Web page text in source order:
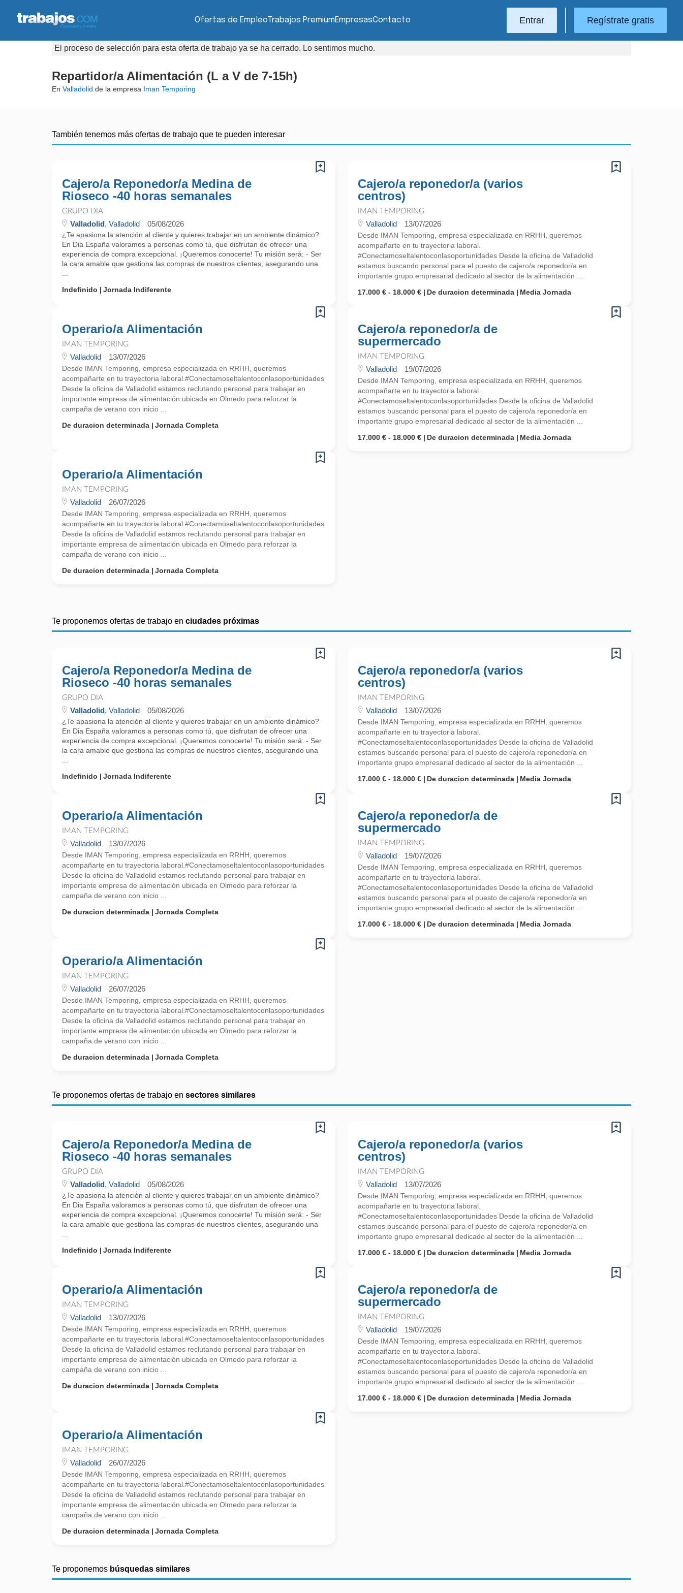
Ofertas de EmpleoTrabajos PremiumEmpresasContacto Entrar Regístrate gratis
El proceso de selección para esta oferta de trabajo ya se ha cerrado. Lo sentimos mucho.
Repartidor/a Alimentación (L a V de 7-15h)
En Valladolid de la empresa Iman Temporing
También tenemos más ofertas de trabajo que te pueden interesar
Cajero/a Reponedor/a Medina de
Rioseco -40 horas semanales
GRUPO DIA
Valladolid, Valladolid 05/08/2026
¿Te apasiona la atención al cliente y quieres trabajar en un ambiente dinámico?
En Dia España valoramos a personas como tú, que disfrutan de ofrecer una
experiencia de compra excepcional. ¡Queremos conocerte! Tu misión será: - Ser
la cara amable que gestiona las compras de nuestros clientes, asegurando una
Indefinido
Jornada Indiferente
Cajero/a reponedor/a (varios
centros)
IMAN TEMPORING
Valladolid 13/07/2026
Desde IMAN Temporing, empresa especializada en RRHH, queremos
acompañarte en tu trayectoria laboral.
#Conectamoseltalentoconlasoportunidades Desde la oficina de Valladolid
estamos buscando personal para el puesto de cajero/a reponedor/a en
importante grupo empresarial dedicado al sector de la alimentación ...
17.000 € - 18.000 €
De duracion determinada Media Jornada
Operario/a Alimentación
IMAN TEMPORING
Valladolid 13/07/2026
Desde IMAN Temporing, empresa especializada en RRHH, queremos
acompañarte en tu trayectoria laboral.#Conectamoseltalentoconlasoportunidades
Desde la oficina de Valladolid estamos reclutando personal para trabajar en
importante empresa de alimentación ubicada en Olmedo para reforzar la
campaña de verano con inicio ...
De duracion determinada
Jornada Completa
Cajero/a reponedor/a de
supermercado
IMAN TEMPORING
Valladolid 19/07/2026
Desde IMAN Temporing, empresa especializada en RRHH, queremos
acompañarte en tu trayectoria laboral.
#Conectamoseltalentoconlasoportunidades Desde la oficina de Valladolid
estamos buscando personal para el puesto de cajero/a reponedor/a en
importante grupo empresarial dedicado al sector de la alimentación ...
17.000 € - 18.000 €
De duracion determinada Media Jornada
Operario/a Alimentación
IMAN TEMPORING
Valladolid 26/07/2026
Desde IMAN Temporing, empresa especializada en RRHH, queremos
acompañarte en tu trayectoria laboral.#Conectamoseltalentoconlasoportunidades
Desde la oficina de Valladolid estamos reclutando personal para trabajar en
importante empresa de alimentación ubicada en Olmedo para reforzar la
campaña de verano con inicio ...
De duracion determinada
Jornada Completa
Te proponemos ofertas de trabajo en ciudades próximas
Cajero/a Reponedor/a Medina de
Rioseco -40 horas semanales
GRUPO DIA
Valladolid, Valladolid 05/08/2026
¿Te apasiona la atención al cliente y quieres trabajar en un ambiente dinámico?
En Dia España valoramos a personas como tú, que disfrutan de ofrecer una
experiencia de compra excepcional. ¡Queremos conocerte! Tu misión será: - Ser
la cara amable que gestiona las compras de nuestros clientes, asegurando una
Indefinido
Jornada Indiferente
Cajero/a reponedor/a (varios
centros)
IMAN TEMPORING
Valladolid 13/07/2026
Desde IMAN Temporing, empresa especializada en RRHH, queremos
acompañarte en tu trayectoria laboral.
#Conectamoseltalentoconlasoportunidades Desde la oficina de Valladolid
estamos buscando personal para el puesto de cajero/a reponedor/a en
importante grupo empresarial dedicado al sector de la alimentación ...
17.000 € - 18.000 €
De duracion determinada Media Jornada
Operario/a Alimentación
IMAN TEMPORING
Valladolid 13/07/2026
Desde IMAN Temporing, empresa especializada en RRHH, queremos
acompañarte en tu trayectoria laboral.#Conectamoseltalentoconlasoportunidades
Desde la oficina de Valladolid estamos reclutando personal para trabajar en
importante empresa de alimentación ubicada en Olmedo para reforzar la
campaña de verano con inicio ...
De duracion determinada
Jornada Completa
Cajero/a reponedor/a de
supermercado
IMAN TEMPORING
Valladolid 19/07/2026
Desde IMAN Temporing, empresa especializada en RRHH, queremos
acompañarte en tu trayectoria laboral.
#Conectamoseltalentoconlasoportunidades Desde la oficina de Valladolid
estamos buscando personal para el puesto de cajero/a reponedor/a en
importante grupo empresarial dedicado al sector de la alimentación ...
17.000 € - 18.000 €
De duracion determinada Media Jornada
Operario/a Alimentación
IMAN TEMPORING
Valladolid 26/07/2026
Desde IMAN Temporing, empresa especializada en RRHH, queremos
acompañarte en tu trayectoria laboral.#Conectamoseltalentoconlasoportunidades
Desde la oficina de Valladolid estamos reclutando personal para trabajar en
importante empresa de alimentación ubicada en Olmedo para reforzar la
campaña de verano con inicio ...
De duracion determinada
Jornada Completa
Te proponemos ofertas de trabajo en sectores similares
Cajero/a Reponedor/a Medina de
Rioseco -40 horas semanales
GRUPO DIA
Valladolid, Valladolid 05/08/2026
¿Te apasiona la atención al cliente y quieres trabajar en un ambiente dinámico?
En Dia España valoramos a personas como tú, que disfrutan de ofrecer una
experiencia de compra excepcional. ¡Queremos conocerte! Tu misión será: - Ser
la cara amable que gestiona las compras de nuestros clientes, asegurando una
Indefinido
Jornada Indiferente
Cajero/a reponedor/a (varios
centros)
IMAN TEMPORING
Valladolid 13/07/2026
Desde IMAN Temporing, empresa especializada en RRHH, queremos
acompañarte en tu trayectoria laboral.
#Conectamoseltalentoconlasoportunidades Desde la oficina de Valladolid
estamos buscando personal para el puesto de cajero/a reponedor/a en
importante grupo empresarial dedicado al sector de la alimentación ...
17.000 € - 18.000 €
De duracion determinada Media Jornada
Operario/a Alimentación
IMAN TEMPORING
Valladolid 13/07/2026
Desde IMAN Temporing, empresa especializada en RRHH, queremos
acompañarte en tu trayectoria laboral.#Conectamoseltalentoconlasoportunidades
Desde la oficina de Valladolid estamos reclutando personal para trabajar en
importante empresa de alimentación ubicada en Olmedo para reforzar la
campaña de verano con inicio ...
De duracion determinada
Jornada Completa
Cajero/a reponedor/a de
supermercado
IMAN TEMPORING
Valladolid 19/07/2026
Desde IMAN Temporing, empresa especializada en RRHH, queremos
acompañarte en tu trayectoria laboral.
#Conectamoseltalentoconlasoportunidades Desde la oficina de Valladolid
estamos buscando personal para el puesto de cajero/a reponedor/a en
importante grupo empresarial dedicado al sector de la alimentación ...
17.000 € - 18.000 €
De duracion determinada Media Jornada
Operario/a Alimentación
IMAN TEMPORING
Valladolid 26/07/2026
Desde IMAN Temporing, empresa especializada en RRHH, queremos
acompañarte en tu trayectoria laboral.#Conectamoseltalentoconlasoportunidades
Desde la oficina de Valladolid estamos reclutando personal para trabajar en
importante empresa de alimentación ubicada en Olmedo para reforzar la
campaña de verano con inicio ...
De duracion determinada
Jornada Completa
Te proponemos búsquedas similares